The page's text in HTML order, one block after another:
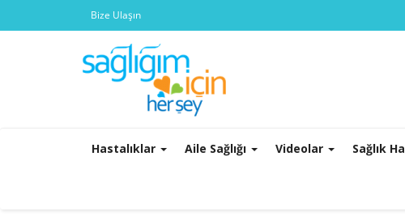
Bize Ulaşın
Hastalıklar Aile Sağlığı Videolar Sağlık